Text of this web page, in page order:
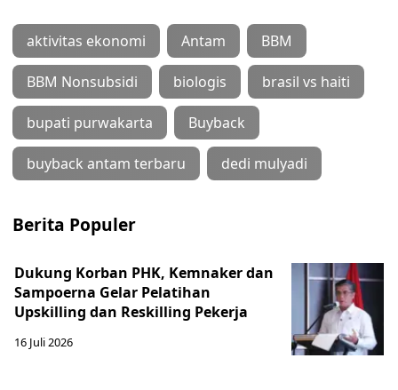
aktivitas ekonomi Antam BBM
BBM Nonsubsidi biologis brasil vs haiti
bupati purwakarta Buyback
buyback antam terbaru dedi mulyadi
Berita Populer
Dukung Korban PHK, Kemnaker dan
Sampoerna Gelar Pelatihan
Upskilling dan Reskilling Pekerja
16 Juli 2026